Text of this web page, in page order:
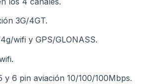
3G/4GT.
wifi y GPS/GLONASS.
y 6 pin aviación 10/100/100Mbps.